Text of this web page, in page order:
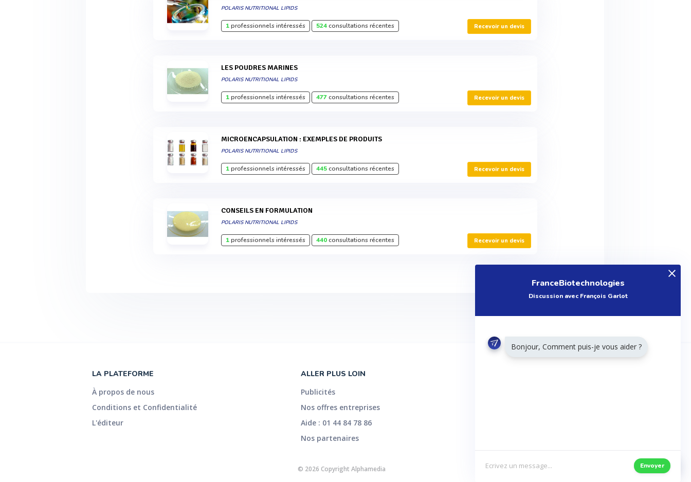
POLARIS NUTRITIONAL LIPIDS
1professionnels intéressés 524consultations récentes Recevoir un devis
LES POUDRES MARINES
POLARIS NUTRITIONAL LIPIDS
1professionnels intéressés 477consultations récentes Recevoir un devis
MICROENCAPSULATION : EXEMPLES DE PRODUITS
POLARIS NUTRITIONAL LIPIDS
1professionnels intéressés 445consultations récentes Recevoir un devis
CONSEILS EN FORMULATION
POLARIS NUTRITIONAL LIPIDS
1professionnels intéressés 440consultations récentes Recevoir un devis
LA PLATEFORME
À propos de nous
Conditions et Confidentialité
L'éditeur
ALLER PLUS LOIN
Publicités
Nos offres entreprises
Aide : 01 44 84 78 86
Nos partenaires
© 2026 Copyright Alphamedia
FranceBiotechnologies
Discussion avec François Garlot
Bonjour, Comment puis-je vous aider ?
Envoyer